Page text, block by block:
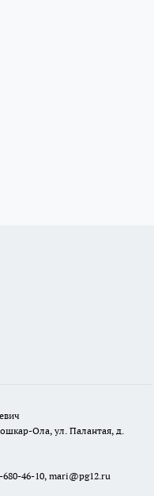
Ола, ул. Палантая, д.
46-10, mari@pg12.ru